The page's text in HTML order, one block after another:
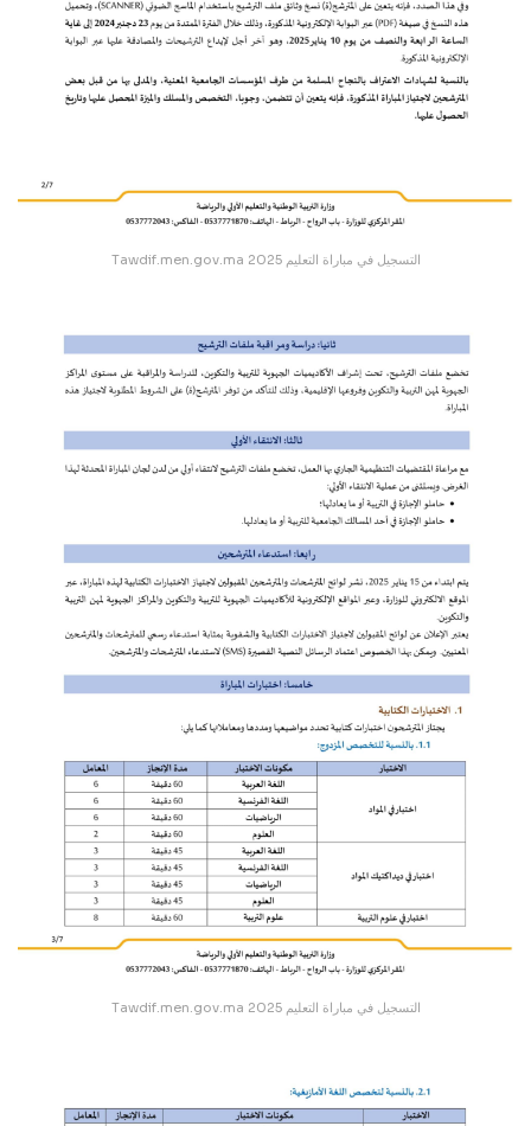
Tawdif.men.gov.ma التسجيل في مباراة التعليم 2025
Tawdif.men.gov.ma التسجيل في مباراة التعليم 2025